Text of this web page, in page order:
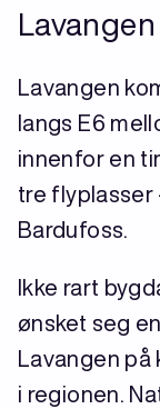
Lavangen
langs E6
innenfor en
tre flyplasser
Bardufoss.
Ikke rart
ønsket seg
Lavangen
i regionen.